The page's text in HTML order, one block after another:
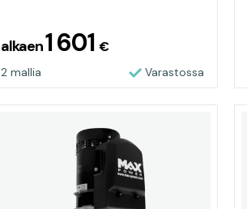
alkaen1 601€
2 mallia Varastossa